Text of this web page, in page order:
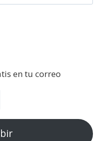
en tu correo